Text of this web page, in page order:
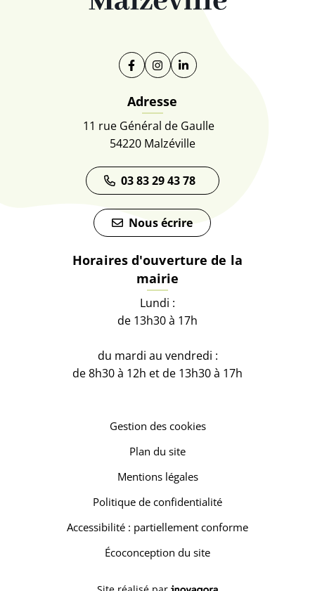
Facebook
(ouverture dans un nouvel onglet)
Instagram
(ouverture dans un nouvel
Linkedin
(ouverture dans un
Adresse
11 rue Général de Gaulle
54220 Malzéville
03 83 29 43 78
Nous écrire
Horaires d'ouverture de la
mairie
Lundi :
de 13h30 à 17h
du mardi au vendredi :
de 8h30 à 12h et de 13h30 à 17h
Gestion des cookies
Plan du site
Mentions légales
Politique de confidentialité
Accessibilité : partiellement conforme
Écoconception du site